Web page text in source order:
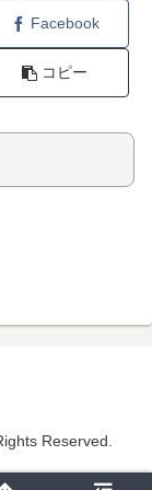
Facebook
コピー
Reserved.